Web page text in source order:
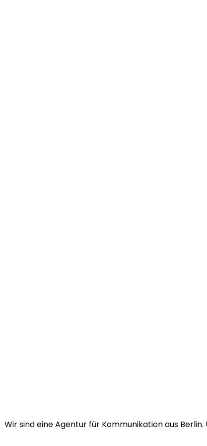
Wir sind eine Agentur für Kommunikation aus